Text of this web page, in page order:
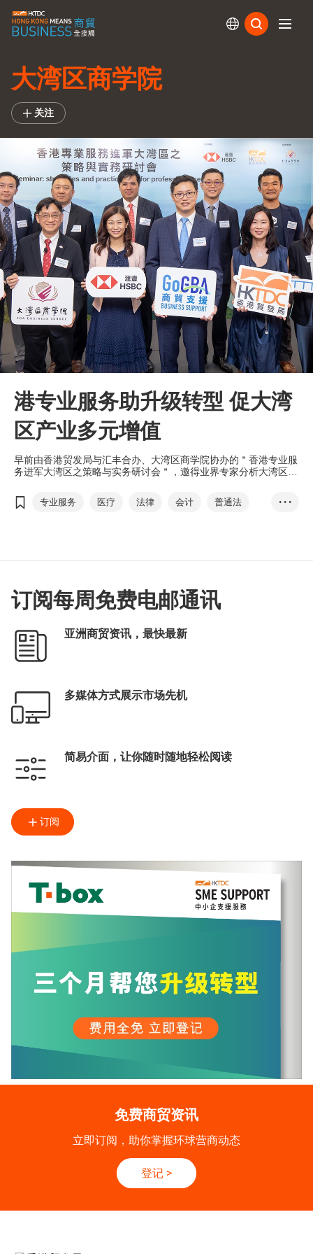
大湾区商学院
关注
港专业服务助升级转型 促大湾
区产业多元增值
早前由香港贸发局与汇丰合办、大湾区商学院协办的＂香港专业服
务进军大湾区之策略与实务研讨会＂，邀得业界专家分析大湾区对
业代表分享大湾区的实战经验，助中小企掌握市场趋势。
专业服务 医疗 法律 会计
普通法
大湾区商学院
工业贸易署
• • •
订阅每周免费电邮通讯
亚洲商贸资讯，最快最新
多媒体方式展示市场先机
简易介面，让你随时随地轻松阅读
订阅
免费商贸资讯
立即订阅，助你掌握环球营商动态
登记 >